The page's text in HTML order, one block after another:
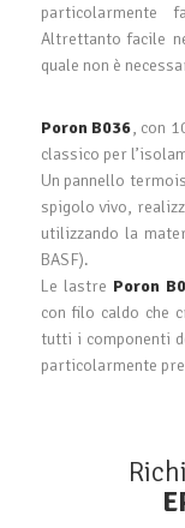
particolarmente
Altrettanto facile
quale non è
Poron B036, con
classico per
Un pannello
spigolo vivo,
utilizzando la
BASF).
Le lastre Poron
con filo caldo che
tutti i componenti
particolarmente